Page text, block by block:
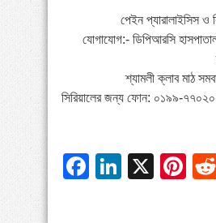
পেইন প্যারালাইসিস ও
যোগাযোগ:- ডিপিআরসি
শ্যামলী ক্লাব মাঠ
সিরিয়ালের জন্য ফোন: ০১৯৯-
Facebook
LinkedIn
X